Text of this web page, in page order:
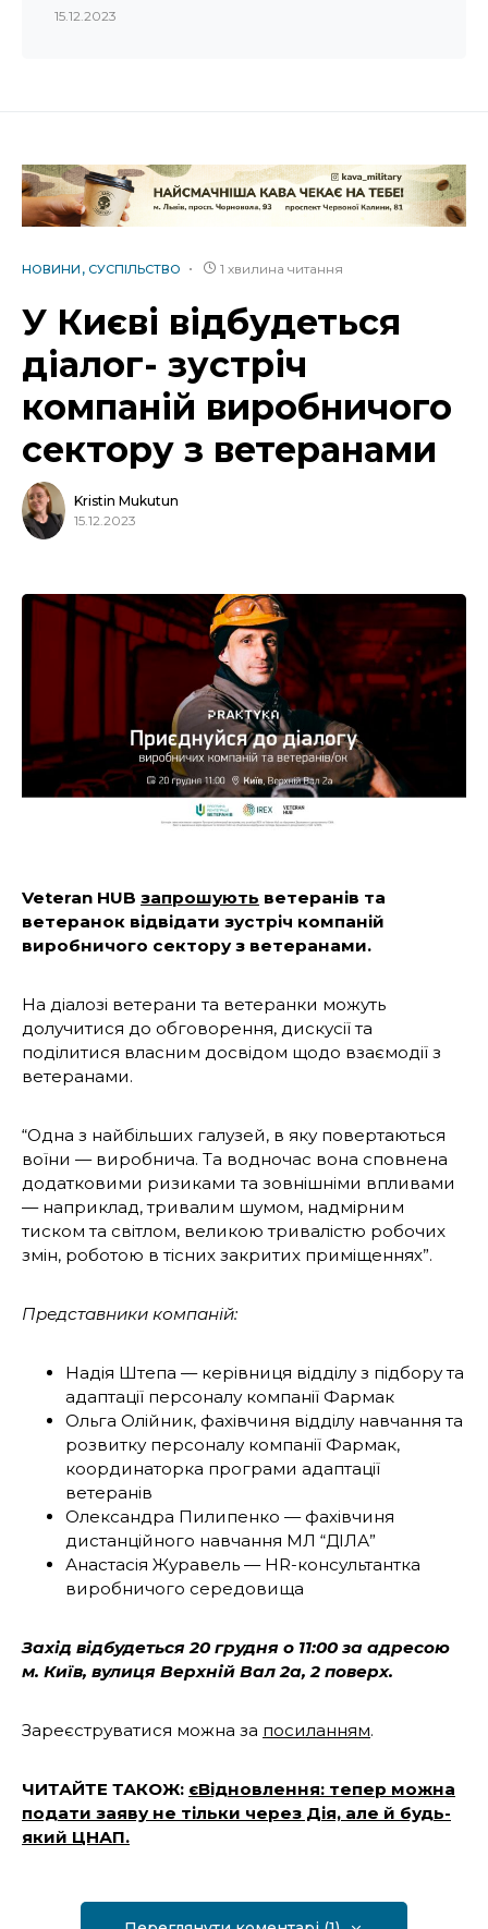
15.12.2023
НОВИНИ СУСПІЛЬСТВО 1 хвилина читання
У Києві відбудеться
діалог- зустріч
компаній виробничого
сектору з ветеранами
Kristin Mukutun
15.12.2023
Veteran HUB запрошують ветеранів та
ветеранок відвідати зустріч компаній
виробничого сектору з ветеранами.
На діалозі ветерани та ветеранки можуть
долучитися до обговорення, дискусії та
поділитися власним досвідом щодо взаємодії з
ветеранами.
“Одна з найбільших галузей, в яку повертаються
воїни — виробнича. Та водночас вона сповнена
додатковими ризиками та зовнішніми впливами
— наприклад, тривалим шумом, надмірним
тиском та світлом, великою тривалістю робочих
змін, роботою в тісних закритих приміщеннях”.
Представники компаній:
Надія Штепа — керівниця відділу з підбору та
адаптації персоналу компанії Фармак
Ольга Олійник, фахівчиня відділу навчання та
розвитку персоналу компанії Фармак,
координаторка програми адаптації
ветеранів
Олександра Пилипенко — фахівчиня
дистанційного навчання МЛ “ДІЛА”
Анастасія Журавель — HR-консультантка
виробничого середовища
Захід відбудеться 20 грудня о 11:00 за адресою
м. Київ, вулиця Верхній Вал 2а, 2 поверх.
Зареєструватися можна за посиланням.
ЧИТАЙТЕ ТАКОЖ: єВідновлення: тепер можна
подати заяву не тільки через Дія, але й будь-
який ЦНАП.